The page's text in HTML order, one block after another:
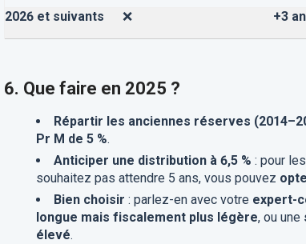
2026 et suivants ❌ +3
6. Que faire en 2025 ?
Répartir les anciennes réserves
Pr M de 5 %.
Anticiper une distribution à 6,5 % : pour
souhaitez pas attendre 5 ans, vous pouvez
Bien choisir : parlez-en avec votre expert-
longue mais fiscalement plus légère, ou une
élevé.